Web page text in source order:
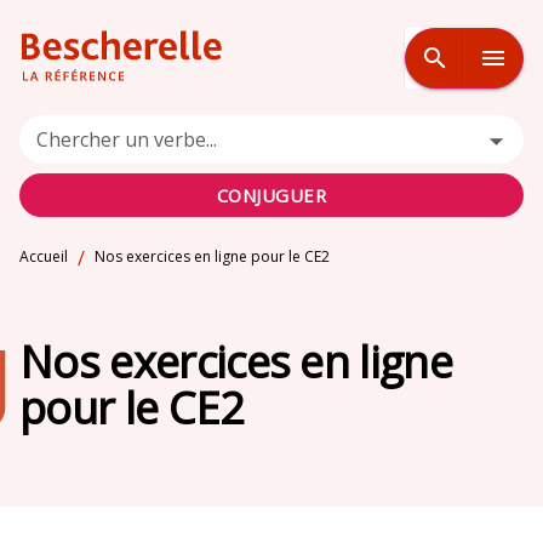
MENU RECHERCHE
PIED DE PAGE
search menu
Chercher un verbe...
CONJUGUER
Accueil / Nos exercices en ligne pour le CE2
Nos exercices en ligne
pour le CE2